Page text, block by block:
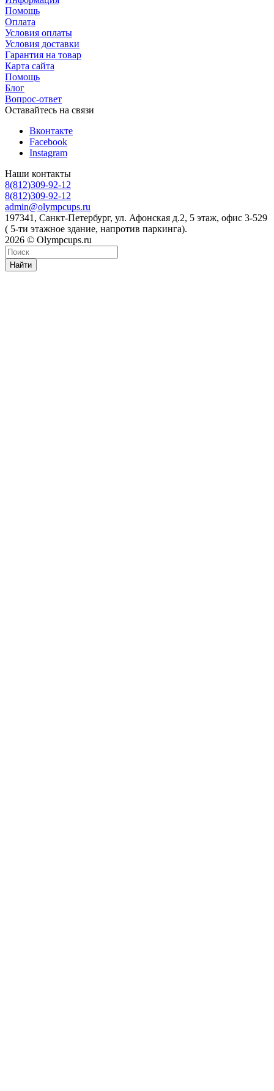
Помощь
Оплата
Условия оплаты
Условия доставки
Гарантия на товар
Карта сайта
Помощь
Блог
Вопрос-ответ
Оставайтесь на связи
Вконтакте
Facebook
Instagram
Наши контакты
8(812)309-92-12
8(812)309-92-12
admin@olympcups.ru
197341, Санкт-Петербург, ул. Афонская д.2, 5 этаж, офис 3-529
( 5-ти этажное здание, напротив паркинга).
2026 © Olympcups.ru
Найти